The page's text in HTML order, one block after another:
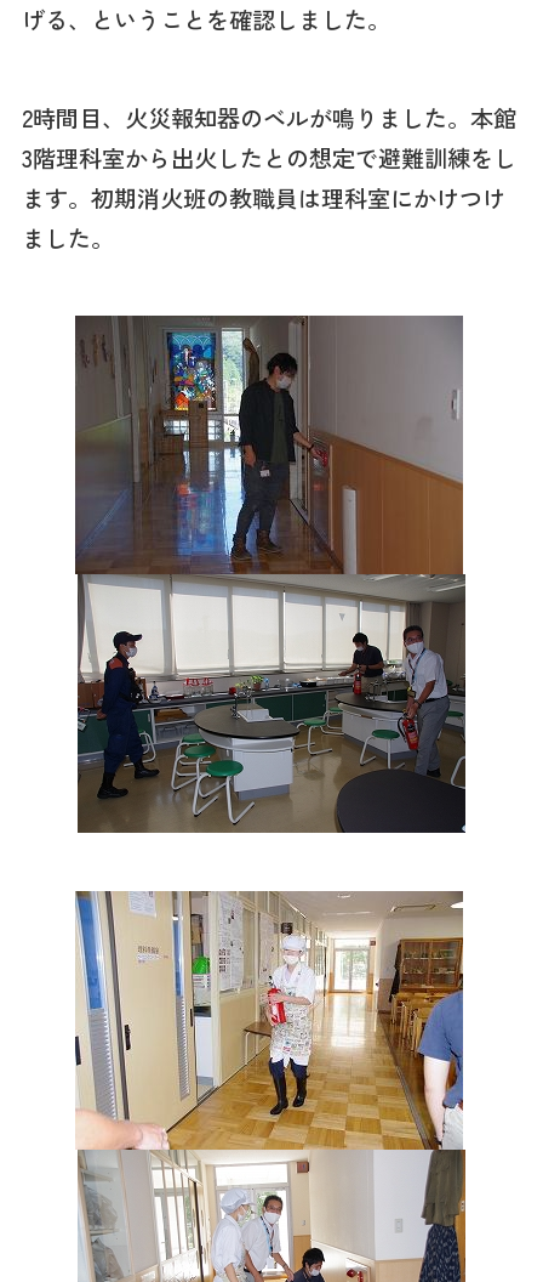
げる、ということを確認しました。
2時間目、火災報知器のベルが鳴りました。本館
3階理科室から出火したとの想定で避難訓練をし
ます。初期消火班の教職員は理科室にかけつけ
ました。